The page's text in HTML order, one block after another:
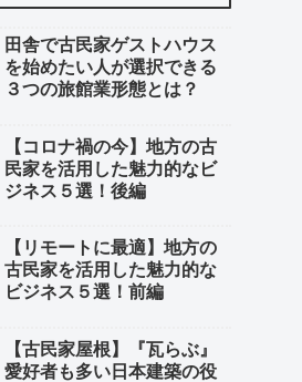
田舎で古民家ゲストハウス
を始めたい人が選択できる
３つの旅館業形態とは？
【コロナ禍の今】地方の古
民家を活用した魅力的なビ
ジネス５選！後編
【リモートに最適】地方の
古民家を活用した魅力的な
ビジネス５選！前編
【古民家屋根】『瓦らぶ』
愛好者も多い日本建築の役